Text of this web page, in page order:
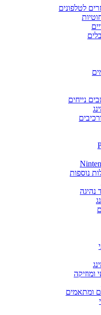
לטלפונים
נייחים
נהיגה
ומוזיקה
ומתאמים